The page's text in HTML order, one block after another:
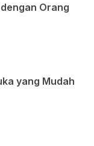
Orang
yang Mudah